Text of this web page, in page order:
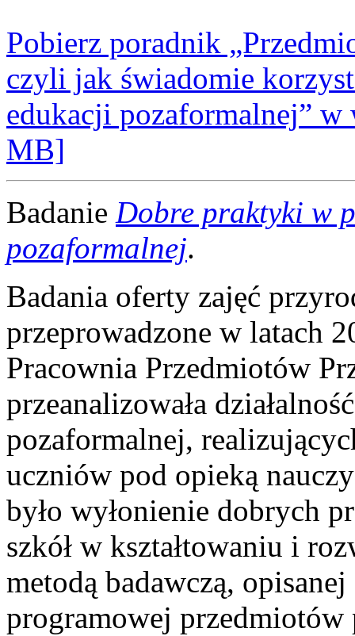
Pobierz poradnik
czyli jak świadomie
edukacji pozaformalnej”
MB]
Badanie Dobre praktyki w
pozaformalnej.
Badania oferty zajęć
przeprowadzone w latach
Pracownia Przedmiotów
przeanalizowała
pozaformalnej,
uczniów pod opieką
było wyłonienie dobrych
szkół w kształtowaniu i
metodą badawczą,
programowej